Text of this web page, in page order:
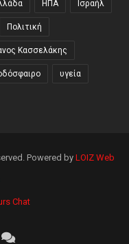
ΗΠΑ Ισραήλ
Πολιτική
Κασσελάκης
υγεία
Powered by LOIZ Web
Chat
Hours